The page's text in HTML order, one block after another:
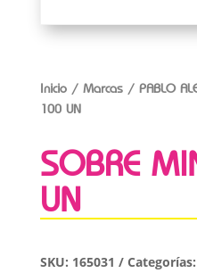
Inicio/ Marcas/ PABLO
100 UN
SOBRE
UN
SKU: 165031 Categorías: